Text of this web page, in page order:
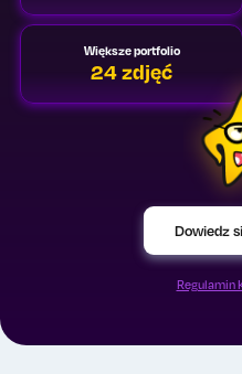
Większe portfolio
24 zdjęć
Dowiedz
Regulamin